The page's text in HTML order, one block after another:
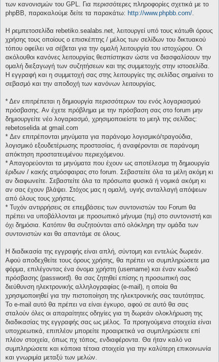
των κανονισμών του GPL. Για περισσότερες πληροφορίες σχετικά με το
phpBB, παρακαλούμε δείτε τα παρακάτω: http://www.phpbb.com/.
Η ρεμπετοσελίδα rebetiko.sealabs.net, λειτουργεί υπό τους κάτωθι όρους
χρήσης τους οποίους ο επισκέπτης / μέλος των σελίδων του δικτυακού
τόπου οφείλει να σέβεται για την ομαλή λειτουργία του ιστοχώρου. Οι
ακόλουθοι κανόνες λειτουργίας θεσπίστηκαν ώστε να διασφαλίσουν την
ομαλή διεξαγωγή των συζητήσεων και της συμμετοχής στην ιστοσελίδα.
Η εγγραφή και η συμμετοχή σας στης λειτουργίες της σελίδας σημαίνει το
σεβασμό και την αποδοχή των κανόνων λειτουργίας.
* Δεν επιτρέπεται η δημιουργία περισσότερων του ενός λογαριασμού
πρόσβασης. Αν έχετε πρόβλημα με την πρόσβαση σας στο forum μην
δημιουργείτε νέο λογαριασμό, χρησιμοποιείστε το μεηλ της σελίδας:
rebetoselida at gmail.com
* Δεν επιτρέπονται μηνύματα για παράνομο λογισμικό/τραγούδια,
λογισμικό εξουδετέρωσης προστασίας, ή αναφέρονται σε παράνομη
απόκτηση προστατευμένου περιεχόμενου.
* Απαγορεύονται τα μηνύματα που έχουν ως αποτέλεσμα τη δημιουργία
έριδων / κακής ατμόσφαιρας στο forum. Σεβαστείτε όλα τα μέλη ακόμη κι
αν διαφωνείτε. Σεβαστείτε όλα τα πρόσωπα φυσικά ή νομικά ακόμη κι
αν σας έχουν βλάψει. Στόχος μας η ομαλή, υγιής ανταλλαγή απόψεων
από όλους τους χρήστες.
* Τυχόν αντιρρήσεις σε επεμβάσεις των συντονιστών του Forum θα
πρέπει να υποβάλλονται με προσωπικό μήνυμα (πμ) στο συντονιστή και
όχι δημόσια. Κατόπιν θα συζητούνται από ολόκληρη την ομάδα των
συντονιστών και θα απαντάμε σε όλους.
Η διαδικασία της εγγραφής είναι απλή, σύντομη και εντελώς δωρεάν.
Αφού αποδεχθείτε τους όρους χρήσης, θα πρέπει να συμπληρώσετε μια
φόρμα, επιλέγοντας ένα όνομα χρήστη (username) και έναν κωδικό
πρόσβασης (password). θα σας ζητηθεί επίσης η προσωπική σας
διεύθυνση ηλεκτρονικής αλληλογραφίας (e-mail), η οποία θα
χρησιμοποιηθεί για την πιστοποίηση της ηλεκτρονικής σας ταυτότητας.
Το e-mail αυτό θα πρέπει να είναι έγκυρο, αφού σε αυτό θα σας
σταλούν όλες οι απαραίτητες οδηγίες για τη δωρεάν ολοκλήρωση της
διαδικασίας της εγγραφής σας ως μέλος. Τα προηγούμενα στοιχεία είναι
υποχρεωτικά, επιπλέον μπορείτε προαιρετικά να συμπληρώσετε επί
πλέον στοιχεία, όπως πχ τόπος, ενδιαφέροντα. Θα ήταν καλό να
συμπληρώσετε και κάποια τέτοια στοιχεία για την καλύτερη επικοινωνία
και γνωριμία μεταξύ των μελών.